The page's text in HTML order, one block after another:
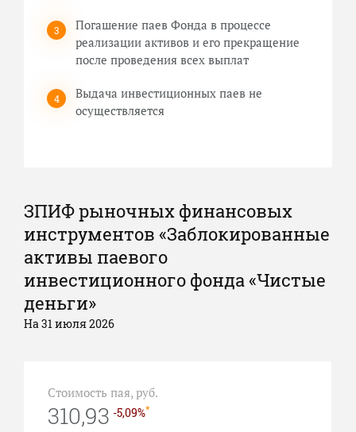
Погашение паев Фонда в процессе
реализации активов и его прекращение
после проведения всех выплат
Выдача инвестиционных паев не
осуществляется
ЗПИФ рыночных финансовых
инструментов «Заблокированные
активы паевого
инвестиционного фонда «Чистые
деньги»
На 31 июля 2026
Стоимость пая, руб.
310,93 -5,09%*